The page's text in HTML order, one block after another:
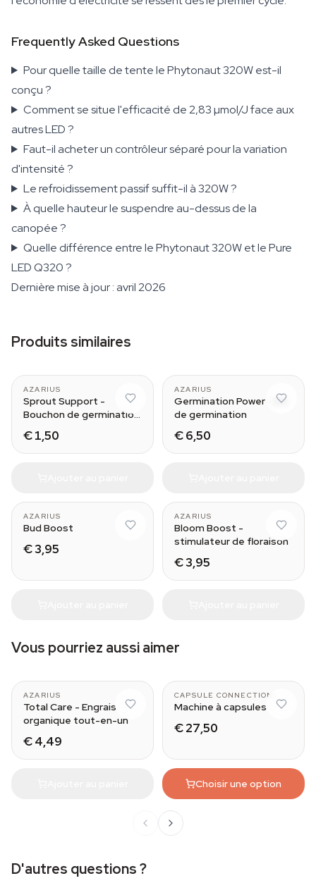
Frequently Asked Questions
Pour quelle taille de tente le Phytonaut 320W est-il
conçu ?
Comment se situe l'efficacité de 2,83 µmol/J face aux
autres LED ?
Faut-il acheter un contrôleur séparé pour la variation
d'intensité ?
Le refroidissement passif suffit-il à 320W ?
À quelle hauteur le suspendre au-dessus de la
canopée ?
Quelle différence entre le Phytonaut 320W et le Pure
LED Q320 ?
Dernière mise à jour : avril 2026
Produits similaires
AZARIUS
Sprout Support -
Bouchon de germination
€ 1,50
AZARIUS
Germination Power - Kit
de germination
€ 6,50
AZARIUS
Bud Boost
€ 3,95
AZARIUS
Bloom Boost -
stimulateur de floraison
€ 3,95
Vous pourriez aussi aimer
AZARIUS
Total Care - Engrais
organique tout-en-un
€ 4,49
CAPSULE CONNECTION
Machine à capsules
€ 27,50
Choisir une option
D'autres questions ?